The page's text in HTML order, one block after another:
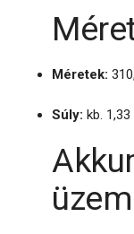
Méretek:
Súly: kb. 1,33